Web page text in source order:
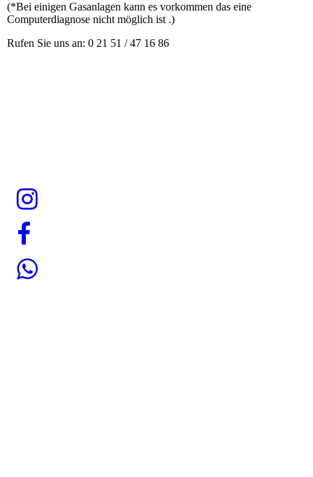
(*Bei einigen Gasanlagen kann es vorkommen das eine
Computerdiagnose nicht möglich ist .)
Rufen Sie uns an: 0 21 51 / 47 16 86